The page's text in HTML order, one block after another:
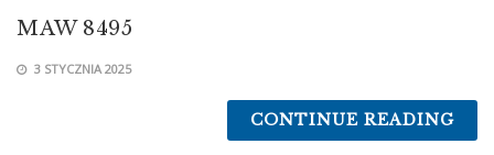
MAW 8495
3 STYCZNIA 2025
CONTINUE READING